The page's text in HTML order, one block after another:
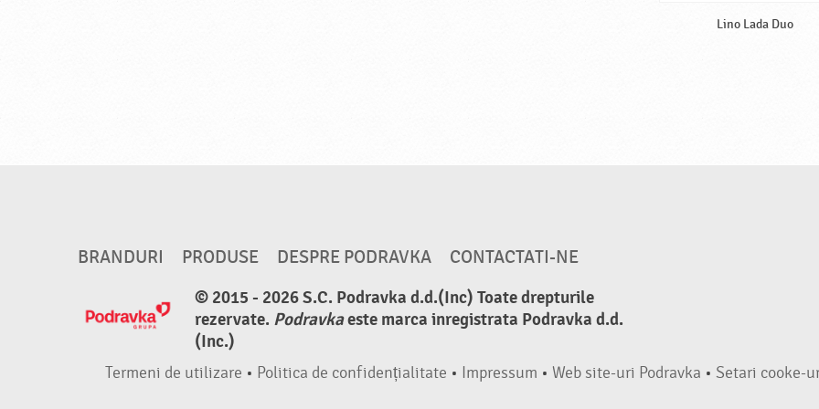
Lino Lada Duo
BRANDURI PRODUSE DESPRE PODRAVKA
CONTACTATI-NE
© 2015 - 2026 S.C. Podravka d.d.(Inc) Toate drepturile
rezervate. Podravkaeste marca inregistrata Podravka d.d.
(Inc.)
Termeni de utilizare • Politica de confidențialitate • Impressum • Web site-uri Podravka • Setari cooke-